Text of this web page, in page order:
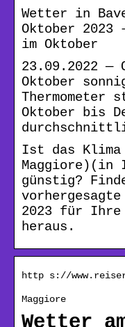
Wetter in
Oktober 2023
im Oktober
23.09.2022 —
Oktober
Thermometer
Oktober bis
Ist das Klima
Maggiore)(in
günstig?
2023 für Ihre
heraus.
http s://
Maggiore